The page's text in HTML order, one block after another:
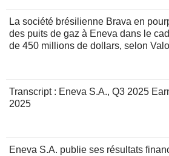
La société brésilienne Brava en
des puits de gaz à Eneva dans le
de 450 millions de dollars, selon
Transcript : Eneva S.A., Q3 2025
2025
Eneva S.A. publie ses résultats